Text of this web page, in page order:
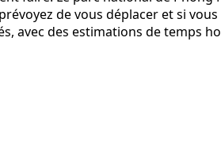
de vous déplacer et si
avec des estimations de temps